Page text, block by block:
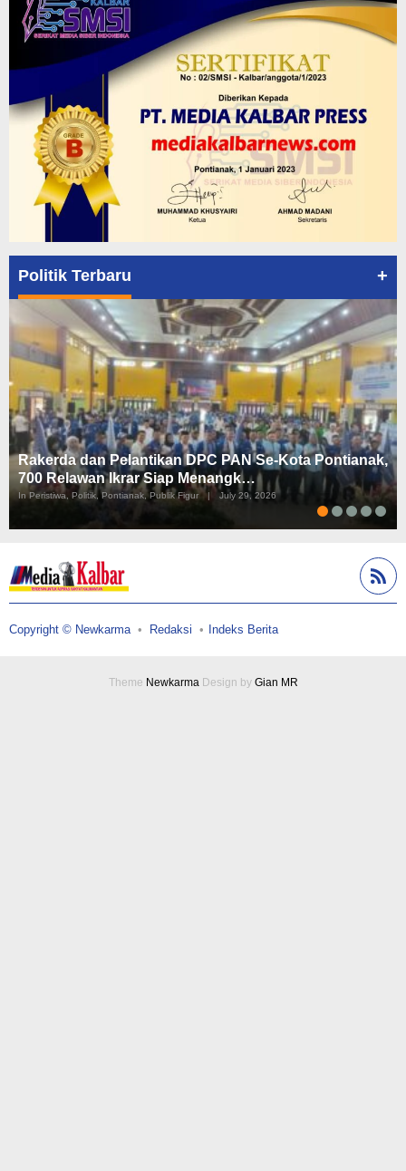
Politik Terbaru +
Rakerda dan Pelantikan DPC PAN Se-Kota Pontianak,
700 Relawan Ikrar Siap Menangk…
In Peristiwa, Politik, Pontianak, Publik Figur July 29, 2026
Copyright © Newkarma Redaksi Indeks Berita
Theme NewkarmaDesign by Gian MR